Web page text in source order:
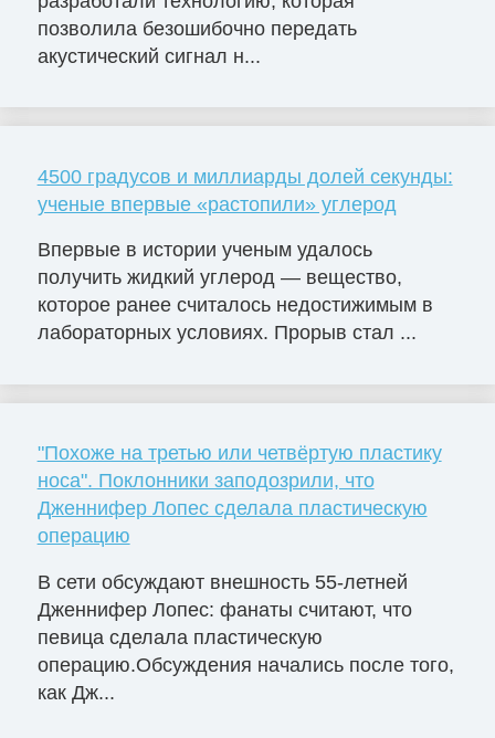
позволила безошибочно передать
акустический сигнал н...
4500 градусов и миллиарды долей секунды:
ученые впервые «растопили» углерод
Впервые в истории ученым удалось
получить жидкий углерод — вещество,
которое ранее считалось недостижимым в
лабораторных условиях. Прорыв стал ...
"Похоже на третью или четвёртую пластику
носа". Поклонники заподозрили, что
Дженнифер Лопес сделала пластическую
операцию
В сети обсуждают внешность 55-летней
Дженнифер Лопес: фанаты считают, что
певица сделала пластическую
операцию.Обсуждения начались после того,
как Дж...